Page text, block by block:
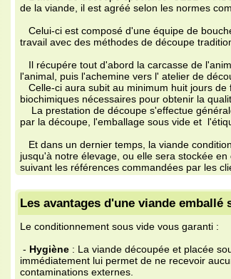
nécessaires pour obtenir la qualité de
la découpe, l'emballage sous vide et l'étiquetage des
notre élevage, ou elle sera stockée en chambre
les références commandées par les clients.
avantages d'une viande emballé sous vide
conditionnement sous vide vous garanti :
Hygiène: La viande découpée et placée sous vide
lui permet de ne recevoir aucunes
externes.
Saveur: Lorsque vous ouvrez un sachet, la viande
ses odeurs naturelles, sans comparaison avec un
qui serait resté à l'air libre pendant plusieurs
d'accentué la maturation et donc la
d'air dans le sachet, le morceau se trouve placé
de la carcasse pendant la maturation.